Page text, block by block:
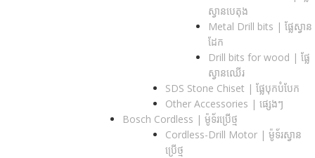
ស្វានបេតុង
Metal Drill bits |​ ផ្លែស្វាន
ដែក
Drill bits for wood |​ ផ្លែ
ស្វានឈើរ
SDS Stone Chiset |​ ផ្លែបុកបំបែក
Other Accessories | ផ្សេងៗ
Bosch Cordless | ម៉ូទ័រប្រើថ្ម
Cordless-Drill Motor | ម៉ូទ័រស្វាន
ប្រើថ្ម